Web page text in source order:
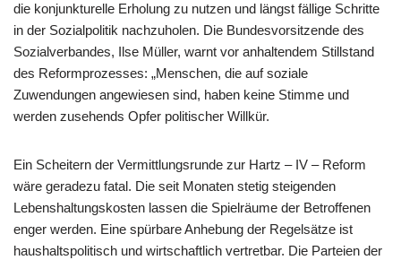
die konjunkturelle Erholung zu nutzen und längst fällige Schritte
in der Sozialpolitik nachzuholen. Die Bundesvorsitzende des
Sozialverbandes, Ilse Müller, warnt vor anhaltendem Stillstand
des Reformprozesses: „Menschen, die auf soziale
Zuwendungen angewiesen sind, haben keine Stimme und
werden zusehends Opfer politischer Willkür.
Ein Scheitern der Vermittlungsrunde zur Hartz – IV – Reform
wäre geradezu fatal. Die seit Monaten stetig steigenden
Lebenshaltungskosten lassen die Spielräume der Betroffenen
enger werden. Eine spürbare Anhebung der Regelsätze ist
haushaltspolitisch und wirtschaftlich vertretbar. Die Parteien der